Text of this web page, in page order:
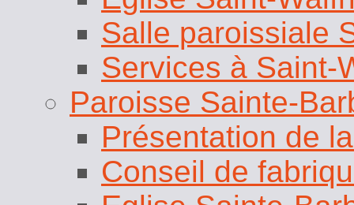
Services à Saint-
Paroisse Sainte-
Présentation de
Conseil de
Eglise Sainte-